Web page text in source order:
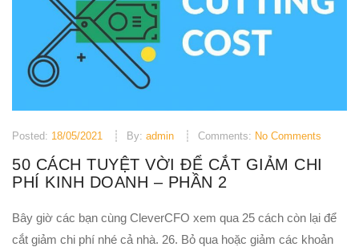
Posted: 18/05/2021 By: admin Comments: No Comments
50 CÁCH TUYỆT VỜI ĐỂ CẮT GIẢM CHI
PHÍ KINH DOANH – PHẦN 2
Bây giờ các bạn cùng CleverCFO xem qua 25 cách còn lại để
cắt giảm chi phí nhé cả nhà. 26. Bỏ qua hoặc giảm các khoản